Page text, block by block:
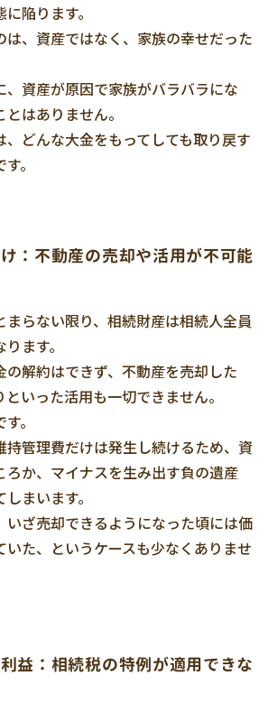
陥ります。
は、資産ではなく、家族の幸せだった
、資産が原因で家族がバラバラにな
はありません。
どんな大金をもってしても取り戻す
。
：不動産の売却や活用が不可能
らない限り、相続財産は相続人全員
ます。
の解約はできず、不動産を売却した
いった活用も一切できません。
。
持管理費だけは発生し続けるため、資
ろか、マイナスを生み出す負の遺産
まいます。
いざ売却できるようになった頃には価
た、というケースも少なくありませ
益：相続税の特例が適用できな